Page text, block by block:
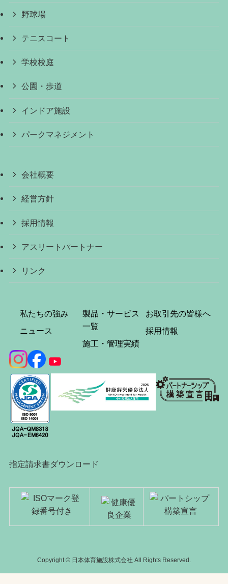
野球場
テニスコート
学校校庭
公園・歩道
インドア施設
パークマネジメント
会社概要
経営方針
採用情報
アスリートパートナー
リンク
私たちの強み
ニュース
製品・サービス
一覧
施工・管理実績
お取引先の皆様へ
採用情報
指定請求書ダウンロード
Copyright © 日本体育施設株式会社 All Rights Reserved.